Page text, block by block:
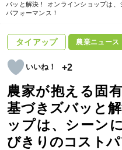
バッと解決！ オンラインショップは
パフォーマンス！
タイアップ 農業ニュース
+2
農家が抱える固
基づきズバッと
ップは、シーン
びきりのコストパ